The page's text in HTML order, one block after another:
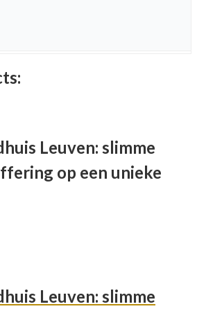
Leuven: slimme
op een unieke
Leuven: slimme